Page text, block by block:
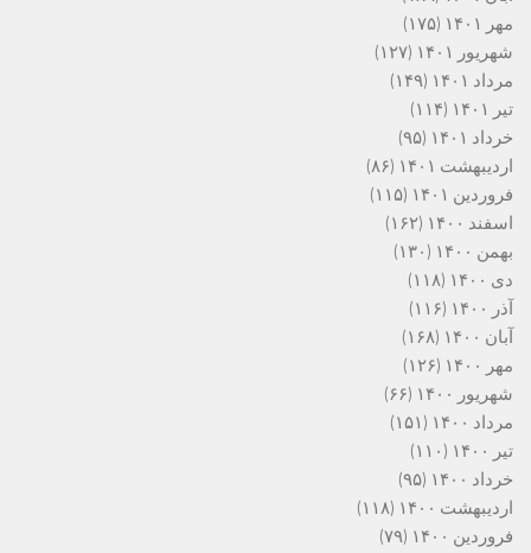
مهر ۱۴۰۱
(۱۷۵)
شهریور ۱۴۰۱
(۱۲۷)
مرداد ۱۴۰۱
(۱۴۹)
تیر ۱۴۰۱
(۱۱۴)
خرداد ۱۴۰۱
(۹۵)
اردیبهشت ۱۴۰۱
(۸۶)
فروردین ۱۴۰۱
(۱۱۵)
اسفند ۱۴۰۰
(۱۶۲)
بهمن ۱۴۰۰
(۱۳۰)
دی ۱۴۰۰
(۱۱۸)
آذر ۱۴۰۰
(۱۱۶)
آبان ۱۴۰۰
(۱۶۸)
مهر ۱۴۰۰
(۱۲۶)
شهریور ۱۴۰۰
(۶۶)
مرداد ۱۴۰۰
(۱۵۱)
تیر ۱۴۰۰
(۱۱۰)
خرداد ۱۴۰۰
(۹۵)
اردیبهشت ۱۴۰۰
(۱۱۸)
فروردین ۱۴۰۰
(۷۹)